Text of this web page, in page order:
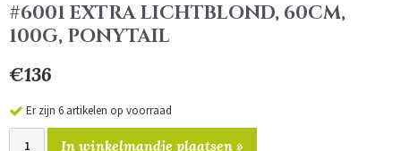
#6001 EXTRA LICHTBLOND, 60CM,
100G, PONYTAIL
€136
Er zijn 6 artikelen op voorraad
In winkelmandje plaatsen »